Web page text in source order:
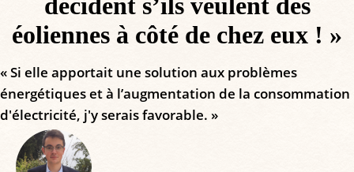
éoliennes à côté de chez eux ! »
« Si elle apportait une solution aux problèmes
énergétiques et à l’augmentation de la consommation
d'électricité, j'y serais favorable. »